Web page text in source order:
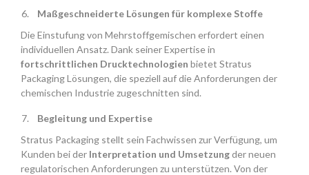
Maßgeschneiderte Lösungen für komplexe Stoffe
Die Einstufung von Mehrstoffgemischen erfordert einen
individuellen Ansatz. Dank seiner Expertise in
fortschrittlichen Drucktechnologien bietet Stratus
Packaging Lösungen, die speziell auf die Anforderungen der
chemischen Industrie zugeschnitten sind.
Begleitung und Expertise
Stratus Packaging stellt sein Fachwissen zur Verfügung, um
Kunden bei der Interpretation und Umsetzungder neuen
regulatorischen Anforderungen zu unterstützen. Von der